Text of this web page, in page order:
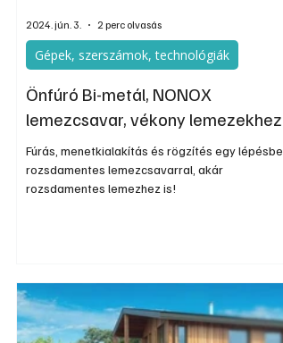
Önfúró Bi-metál, NONOX
lemezcsavar, vékony lemezekhez
Fúrás, menetkialakítás és rögzítés egy lépésben
rozsdamentes lemezcsavarral, akár
rozsdamentes lemezhez is!
Gépek, szerszámok, technológiák
2024. jún. 3. 2 perc olvasás